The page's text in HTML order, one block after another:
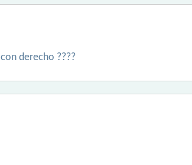
derecho ????